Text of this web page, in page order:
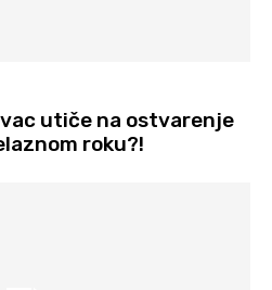
utiče na ostvarenje
roku?!